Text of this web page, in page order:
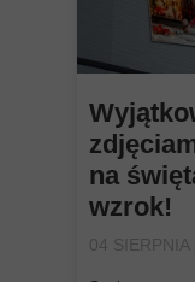
na
wzrok!
04 SIERPNIA